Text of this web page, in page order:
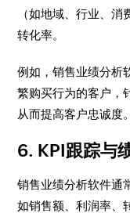
（如地域、行业、
转化率。
例如，销售业绩分析
繁购买行为的客户，
从而提高客户忠诚度。
6. KPI跟踪与
销售业绩分析软件通
如销售额、利润率、